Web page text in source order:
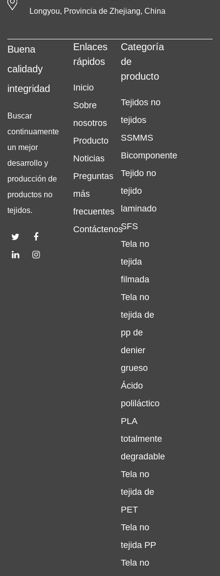
Longyou, Provincia de Zhejiang, China
Buena
calidady
integridad
Buscar
continuamente
un mejor
desarrollo y
producción de
productos no
tejidos.
Enlaces
rápidos
Inicio
Sobre
nosotros
Producto
Noticias
Preguntas
más
frecuentes
Contáctenos
Categoría
de
producto
Tejidos no
tejidos
SSMMS
Bicomponente
Tejido no
tejido
laminado
SFS
Tela no
tejida
filmada
Tela no
tejida de
pp de
denier
grueso
Ácido
poliláctico
PLA
totalmente
degradable
Tela no
tejida de
PET
Tela no
tejida PP
Tela no